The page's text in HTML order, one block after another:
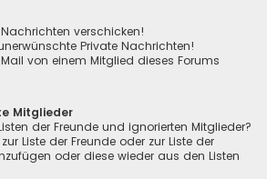
verschicken!
Private Nachrichten!
von einem Mitglied dieses Forums
Mitglieder
der Freunde und ignorierten Mitglieder?
Liste der Freunde oder zur Liste der
oder diese wieder aus den Listen